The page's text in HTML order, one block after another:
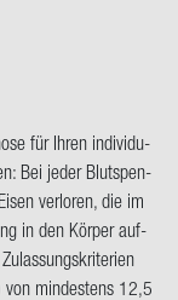
für Ihren in­di­vi­du­
Bei jeder Blut­spen­
ver­lo­ren, die im
in den Kör­per auf­
von min­des­tens 12,5